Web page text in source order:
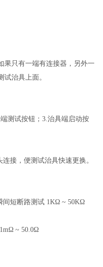
果只有一端有连接器，另外一
治具上面。
测试按钮；3.治具端启动按
接，便测试治具快速更换。
短断路测试 1KΩ ~ 50KΩ
~ 50.0Ω